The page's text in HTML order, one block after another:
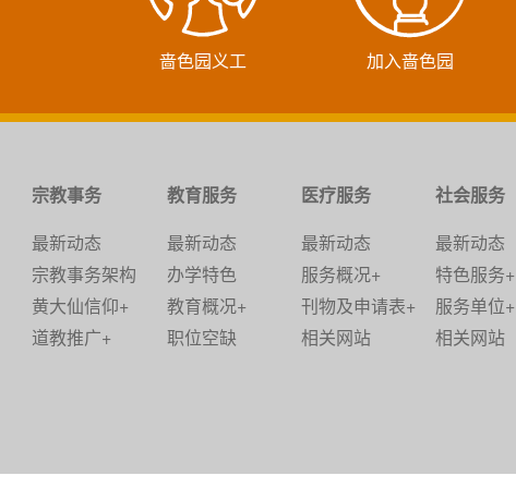
啬色园义工 加入啬色园
宗教事务
最新动态
宗教事务架构
黄大仙信仰+
道教推广+
教育服务
最新动态
办学特色
教育概况+
职位空缺
医疗服务
最新动态
服务概况+
刊物及申请表+
相关网站
社会服务
最新动态
特色服务+
服务单位+
相关网站